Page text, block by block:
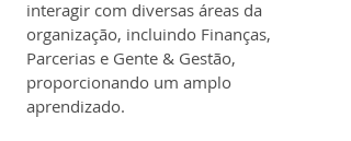
interagir com diversas áreas da
organização, incluindo Finanças,
Parcerias e Gente & Gestão,
proporcionando um amplo
aprendizado.